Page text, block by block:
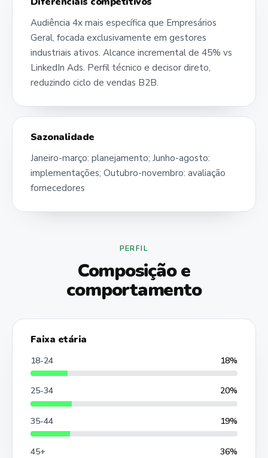
Audiência 4x mais específica que Empresários
Geral, focada exclusivamente em gestores
industriais ativos. Alcance incremental de 45% vs
LinkedIn Ads. Perfil técnico e decisor direto,
reduzindo ciclo de vendas B2B.
Sazonalidade
Janeiro-março: planejamento; Junho-agosto:
implementações; Outubro-novembro: avaliação
fornecedores
PERFIL
Composição e
comportamento
Faixa etária
18-24 18%
25-34 20%
35-44 19%
45+ 36%